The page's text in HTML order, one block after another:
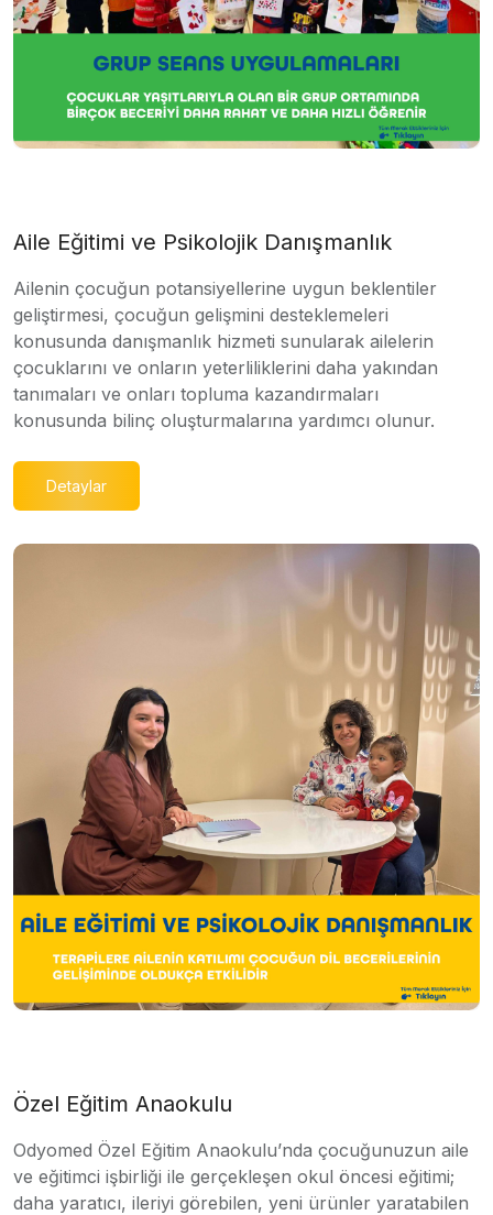
Aile Eğitimi ve Psikolojik Danışmanlık
Ailenin çocuğun potansiyellerine uygun beklentiler
geliştirmesi, çocuğun gelişmini desteklemeleri
konusunda danışmanlık hizmeti sunularak ailelerin
çocuklarını ve onların yeterliliklerini daha yakından
tanımaları ve onları topluma kazandırmaları
konusunda bilinç oluşturmalarına yardımcı olunur.
Detaylar
Özel Eğitim Anaokulu
Odyomed Özel Eğitim Anaokulu’nda çocuğunuzun aile
ve eğitimci işbirliği ile gerçekleşen okul öncesi eğitimi;
daha yaratıcı, ileriyi görebilen, yeni ürünler yaratabilen